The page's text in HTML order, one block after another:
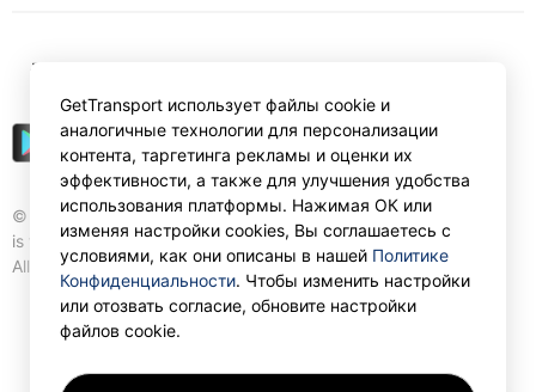
© Gettransport International Limited. GetTransport®
is trademark of Gettransport International Limited.
All rights reserved.
₽
GetTransport использует файлы cookie и
аналогичные технологии для персонализации
контента, таргетинга рекламы и оценки их
эффективности, а также для улучшения удобства
использования платформы. Нажимая ОК или
изменяя настройки cookies, Вы соглашаетесь с
условиями, как они описаны в нашей Политике
Конфиденциальности. Чтобы изменить настройки
или отозвать согласие, обновите настройки
файлов cookie.